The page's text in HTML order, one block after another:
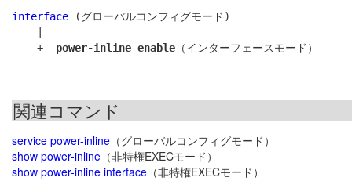
interface (グローバルコンフィグモード)
    +-
power-inline enable
関連コマンド
service power-inline （グローバルコンフィグモード）
show power-inline （非特権EXECモード）
show power-inline interface （非特権EXECモード）